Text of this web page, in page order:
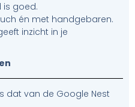
is goed.
én met handgebaren.
inzicht in je
dat van de Google Nest